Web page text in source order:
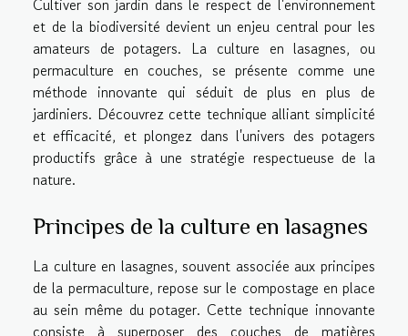
et de la biodiversité devient un enjeu central pour les
amateurs de potagers. La culture en lasagnes, ou
permaculture en couches, se présente comme une
méthode innovante qui séduit de plus en plus de
jardiniers. Découvrez cette technique alliant simplicité
et efficacité, et plongez dans l'univers des potagers
productifs grâce à une stratégie respectueuse de la
nature.
Principes de la culture en lasagnes
La culture en lasagnes, souvent associée aux principes
de la permaculture, repose sur le compostage en place
au sein même du potager. Cette technique innovante
consiste à superposer des couches de matières